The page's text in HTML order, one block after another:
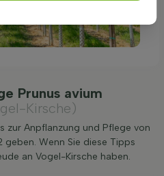
Prunus avium
Kirsche)
zur Anpflanzung und Pflege von
geben. Wenn Sie diese Tipps
an Vogel-Kirsche haben.